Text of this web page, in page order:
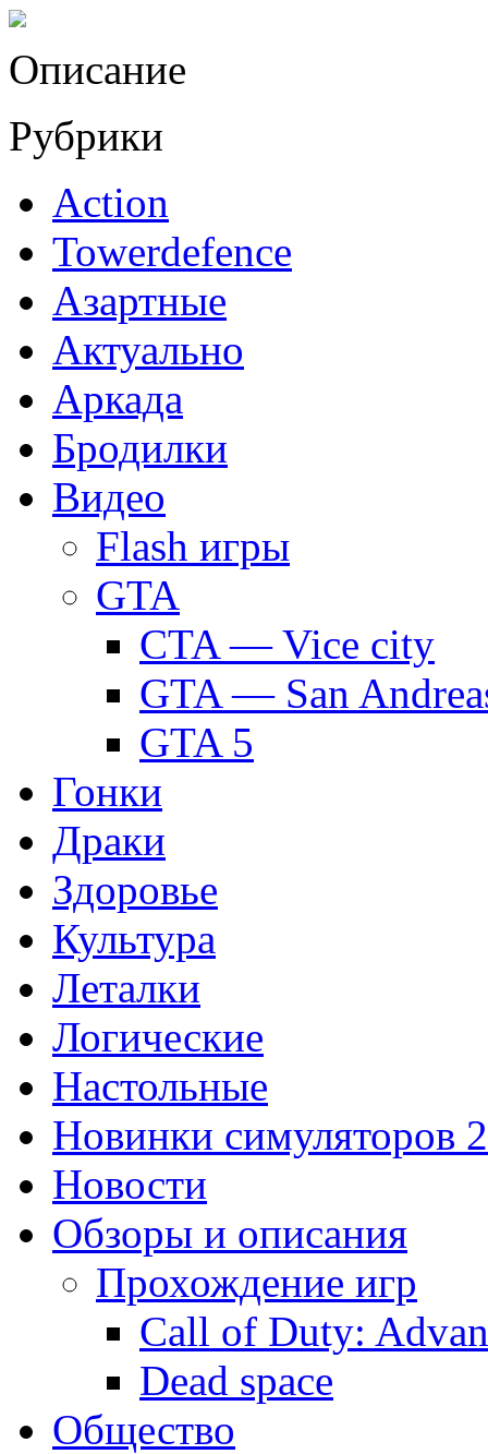
Описание
Рубрики
Action
Towerdefence
Азартные
Актуально
Аркада
Бродилки
Видео
Flash игры
GTA
CTA — Vice city
GTA — San
GTA 5
Гонки
Драки
Здоровье
Культура
Леталки
Логические
Настольные
Новинки симуляторов
Новости
Обзоры и описания
Прохождение игр
Call of Duty:
Dead space
Общество